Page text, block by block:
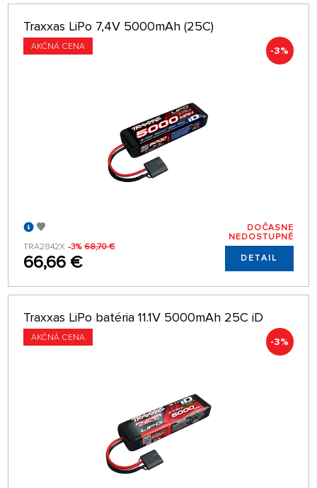
Traxxas LiPo 7,4V 5000mAh (25C)
AKČNÁ CENA -3%
TRA2842X -3% 68,70 €
66,66 €
DOČASNE
NEDOSTUPNÉ
DETAIL
Traxxas LiPo batéria 11.1V 5000mAh 25C iD
AKČNÁ CENA -3%